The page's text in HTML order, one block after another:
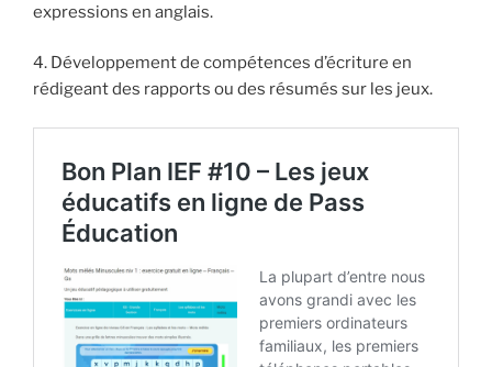
expressions en anglais.
4. Développement de compétences d’écriture en
rédigeant des rapports ou des résumés sur les jeux.